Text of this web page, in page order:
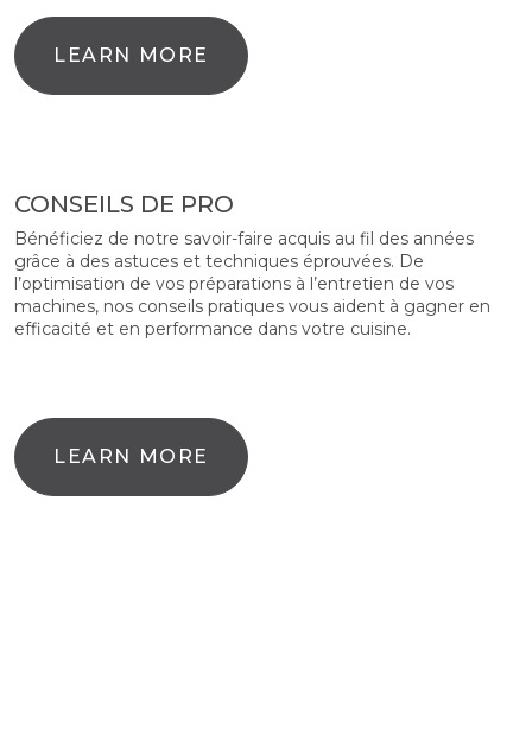
LEARN MORE
CONSEILS DE PRO
Bénéficiez de notre savoir-faire acquis au fil des années
grâce à des astuces et techniques éprouvées. De
l’optimisation de vos préparations à l’entretien de vos
machines, nos conseils pratiques vous aident à gagner en
efficacité et en performance dans votre cuisine.
LEARN MORE